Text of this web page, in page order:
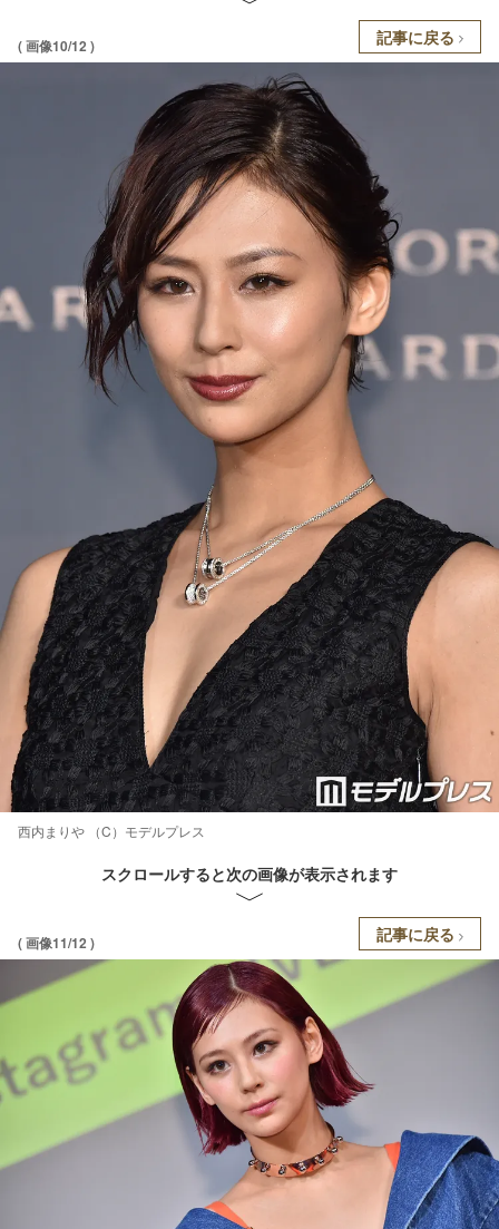
( 画像10/12 ) 記事に戻る
西内まりや （C）モデルプレス
スクロールすると次の画像が表示されます
( 画像11/12 ) 記事に戻る